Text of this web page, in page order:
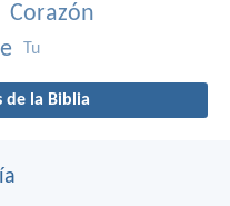
Corazón
Tu
de la Biblia